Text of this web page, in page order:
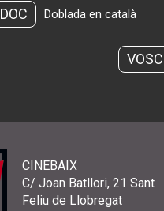
DOC Doblada en català
VOSC
CINEBAIX
C/ Joan Batllori, 21 Sant
Feliu de Llobregat